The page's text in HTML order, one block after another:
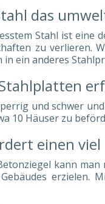
das
Stahl ist
zu verlieren.
in ein anderes
und schwer
10 Häuser zu
einen
kann
erzielen.